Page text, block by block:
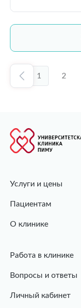
1 2
Услуги и цены
Пациентам
О клинике
Работа в клинике
Вопросы и ответы
Личный кабинет